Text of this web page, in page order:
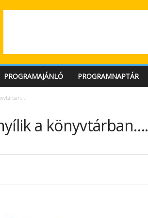
PROGRAMAJÁNLÓ PROGRAMNAPTÁR
a könyvtárban….